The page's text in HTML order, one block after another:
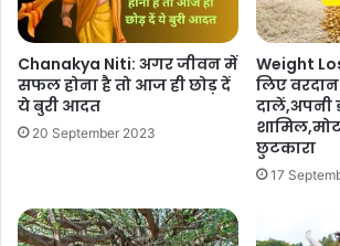
Chanakya Niti: अगर जीवन में
सफल होना है तो आज ही छोड़ दें
ये बुरी आदत
20 September 2023
Weight
लिए
दालें,अपनी
छुटकारा
17